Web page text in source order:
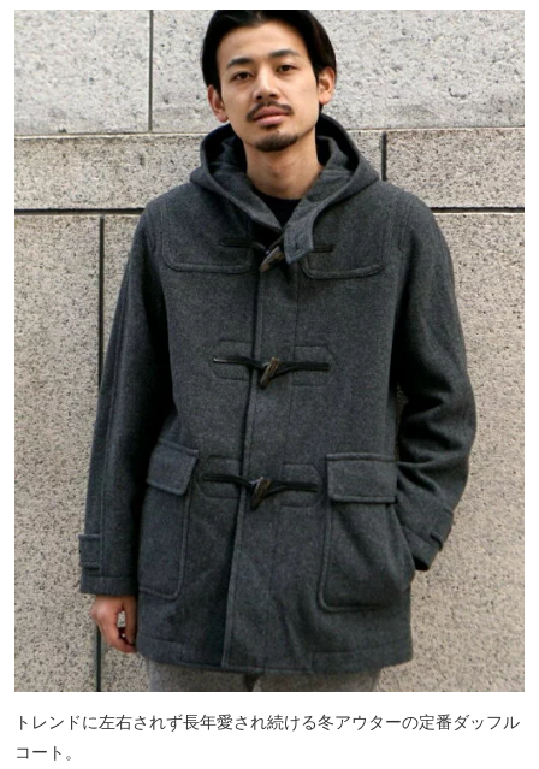
トレンドに左右されず長年愛され続ける冬アウターの定番ダッフル
コート。